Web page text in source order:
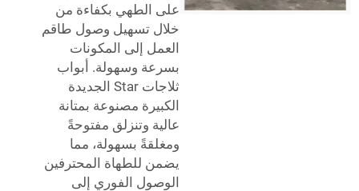
على الطهي بكفاءة من
خلال تسهيل وصول طاقم
العمل إلى المكونات
بسرعة وسهولة. أبواب
ثلاجات Star الجديدة
الكبيرة مصنوعة بمتانة
عالية وتنزلق مفتوحةً
ومغلقةً بسهولة، مما
يضمن للطهاة المحترفين
الوصول الفوري إلى